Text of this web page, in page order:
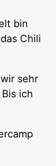
bin
Chili
sehr
ich